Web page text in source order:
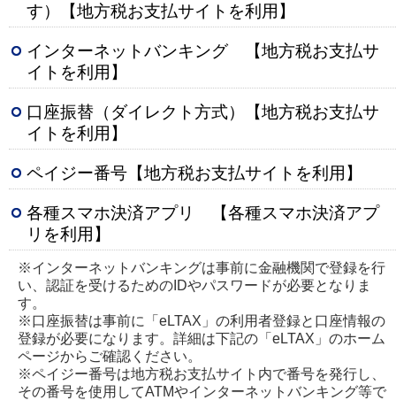
す）【地方税お支払サイトを利用】
インターネットバンキング 【地方税お支払サ
イトを利用】
口座振替（ダイレクト方式）【地方税お支払サ
イトを利用】
ペイジー番号【地方税お支払サイトを利用】
各種スマホ決済アプリ 【各種スマホ決済アプ
リを利用】
※インターネットバンキングは事前に金融機関で登録を行
い、認証を受けるためのIDやパスワードが必要となりま
す。
※口座振替は事前に「eLTAX」の利用者登録と口座情報の
登録が必要になります。詳細は下記の「eLTAX」のホーム
ページからご確認ください。
※ペイジー番号は地方税お支払サイト内で番号を発行し、
その番号を使用してATMやインターネットバンキング等で